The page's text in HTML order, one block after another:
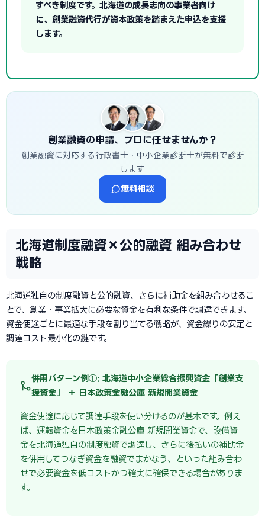
すべき制度です。北海道の成長志向の事業者向け
に、創業融資代行が資本政策を踏まえた申込を支援
します。
創業融資の申請、プロに任せませんか？
創業融資に対応する行政書士・中小企業診断士が無料で診断
します
無料相談
北海道制度融資×公的融資 組み合わせ
戦略
北海道独自の制度融資と公的融資、さらに補助金を組み合わせるこ
とで、創業・事業拡大に必要な資金を有利な条件で調達できます。
資金使途ごとに最適な手段を割り当てる戦略が、資金繰りの安定と
調達コスト最小化の鍵です。
併用パターン例①: 北海道中小企業総合振興資金「創業支
援資金」 ＋ 日本政策金融公庫 新規開業資金
資金使途に応じて調達手段を使い分けるのが基本です。例え
ば、運転資金を日本政策金融公庫 新規開業資金で、設備資
金を北海道独自の制度融資で調達し、さらに後払いの補助金
を併用してつなぎ資金を融資でまかなう、といった組み合わ
せで必要資金を低コストかつ確実に確保できる場合がありま
す。